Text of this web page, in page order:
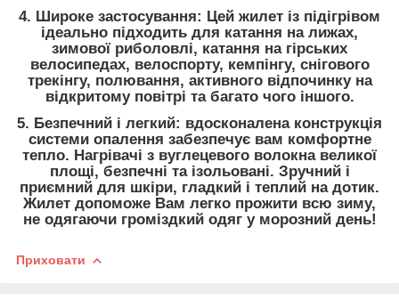
4. Широке застосування: Цей жилет із підігрівом
ідеально підходить для катання на лижах,
зимової риболовлі, катання на гірських
велосипедах, велоспорту, кемпінгу, снігового
трекінгу, полювання, активного відпочинку на
відкритому повітрі та багато чого іншого.
5. Безпечний і легкий: вдосконалена конструкція
системи опалення забезпечує вам комфортне
тепло. Нагрівачі з вуглецевого волокна великої
площі, безпечні та ізольовані. Зручний і
приємний для шкіри, гладкий і теплий на дотик.
Жилет допоможе Вам легко прожити всю зиму,
не одягаючи громіздкий одяг у морозний день!
Приховати